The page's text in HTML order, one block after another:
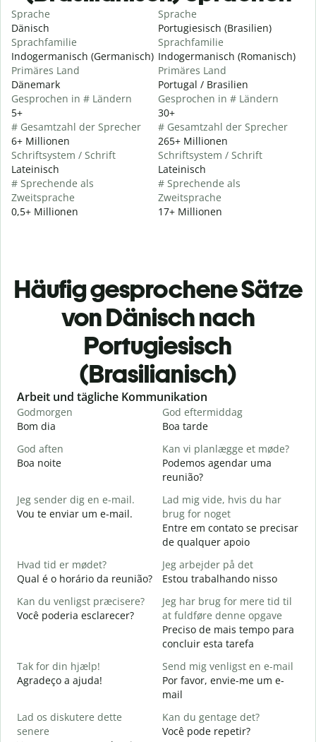
Sprache
Dänisch
Sprachfamilie
Indogermanisch (Germanisch)
Primäres Land
Dänemark
Gesprochen in # Ländern
5+
# Gesamtzahl der Sprecher
6+ Millionen
Schriftsystem / Schrift
Lateinisch
# Sprechende als
Zweitsprache
0,5+ Millionen
Sprache
Portugiesisch (Brasilien)
Sprachfamilie
Indogermanisch (Romanisch)
Primäres Land
Portugal / Brasilien
Gesprochen in # Ländern
30+
# Gesamtzahl der Sprecher
265+ Millionen
Schriftsystem / Schrift
Lateinisch
# Sprechende als
Zweitsprache
17+ Millionen
Häufig gesprochene Sätze
von Dänisch nach
Portugiesisch
(Brasilianisch)
Slide 1 of 6
Arbeit und tägliche Kommunikation
Godmorgen
Bom dia
God eftermiddag
Boa tarde
God aften
Boa noite
Kan vi planlægge et møde?
Podemos agendar uma
reunião?
Jeg sender dig en e-mail.
Vou te enviar um e-mail.
Lad mig vide, hvis du har
brug for noget
Entre em contato se precisar
de qualquer apoio
Hvad tid er mødet?
Qual é o horário da reunião?
Jeg arbejder på det
Estou trabalhando nisso
Kan du venligst præcisere?
Você poderia esclarecer?
Jeg har brug for mere tid til
at fuldføre denne opgave
Preciso de mais tempo para
concluir esta tarefa
Tak for din hjælp!
Agradeço a ajuda!
Send mig venligst en e-mail
Por favor, envie-me um e-
mail
Lad os diskutere dette
senere
Kan du gentage det?
Você pode repetir?